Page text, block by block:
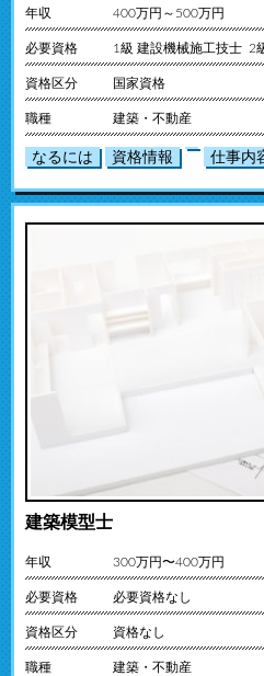
年収 400万円～500万円
必要資格 1級 建設機械施工技士 2
資格区分 国家資格
職種 建築・不動産
なるには 資格情報 仕事内
建築模型士
年収 300万円〜400万円
必要資格 必要資格なし
資格区分 資格なし
職種 建築・不動産